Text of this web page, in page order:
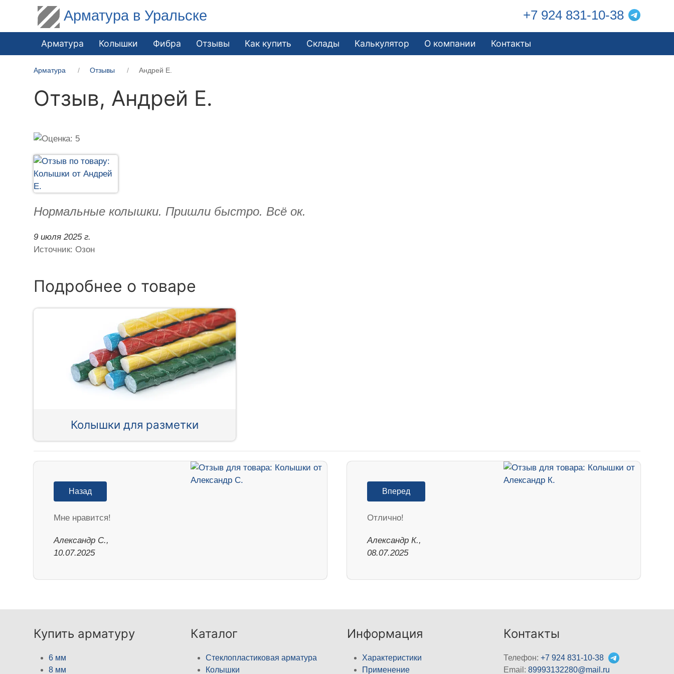
Арматура в Уральске +7 924 831-10-38
Арматура Колышки Фибра Отзывы Как купить Склады Калькулятор О компании Контакты
Арматура Отзывы Андрей Е.
Отзыв, Андрей Е.
Нормальные колышки. Пришли быстро. Всё ок.
9 июля 2025 г.
Источник: Озон
Подробнее о товаре
Колышки для разметки
Назад
Мне нравится!
Александр С.,
10.07.2025
Вперед
Отлично!
Александр К.,
08.07.2025
Купить арматуру
6 мм
8 мм
Каталог
Стеклопластиковая арматура
Колышки
Информация
Характеристики
Применение
Контакты
Телефон:+7 924 831-10-38
Email:89993132280@mail.ru